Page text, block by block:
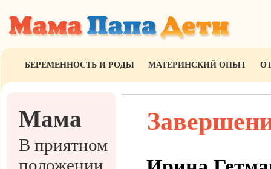
БЕРЕМЕННОСТЬ И РОДЫ МАТЕРИНСКИЙ ОПЫТ
Мама
В приятном
положении